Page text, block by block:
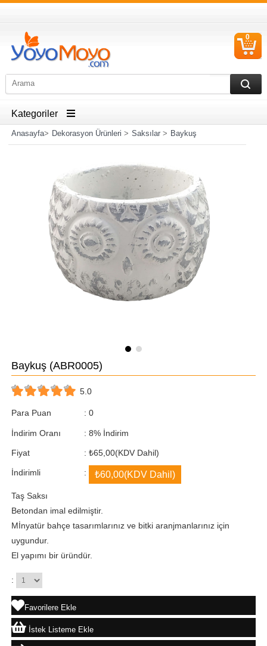
0
Kategoriler
Anasayfa> Dekorasyon Ürünleri > Saksılar> Baykuş
Baykuş (ABR0005)
5.0
Para Puan : 0
İndirim Oranı : %
8 İndirim
Fiyat : ₺65,00(KDV Dahil)
İndirimli : ₺60,00(KDV Dahil)
Taş Saksı
Betondan imal edilmiştir.
Mİnyatür bahçe tasarımlarınız ve bitki aranjmanlarınız için
uygundur.
El yapımı bir üründür.
:
Favorilere Ekle
İstek Listeme Ekle